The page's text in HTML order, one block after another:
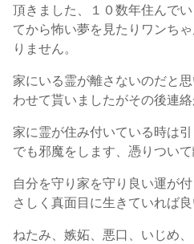
頂きました、１０数年住んで
てから怖い夢を見たりワンち
りません。
家にいる霊が離さないのだと
わせて貰いましたがその後連絡
家に霊が住み付いている時は
でも邪魔をします、憑りついて
自分を守り家を守り良い運が
さしく真面目に生きていれば
ねたみ、嫉妬、悪口、いじめ